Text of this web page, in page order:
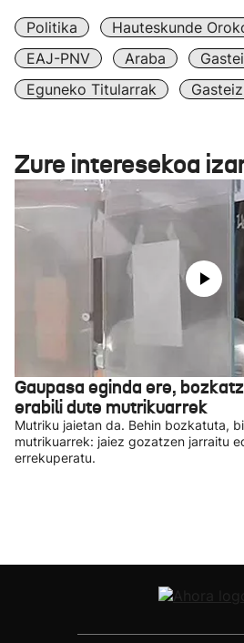
Politika
Hauteskunde
EAJ-PNV
Araba
Eguneko Titularrak
Zure interesekoa
Gaupasa eginda ere,
erabili dute mutrikuarrek
Mutriku jaietan da. Behin bozkatuta,
mutrikuarrek: jaiez gozatzen jarraitu
errekuperatu.